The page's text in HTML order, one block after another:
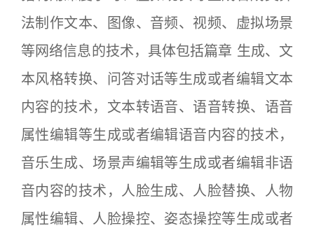
法制作文本、图像、音频、视频、虚拟场景
等网络信息的技术，具体包括篇章 生成、文
本风格转换、问答对话等生成或者编辑文本
内容的技术，文本转语音、语音转换、语音
属性编辑等生成或者编辑语音内容的技术，
音乐生成、场景声编辑等生成或者编辑非语
音内容的技术，人脸生成、人脸替换、人物
属性编辑、人脸操控、姿态操控等生成或者